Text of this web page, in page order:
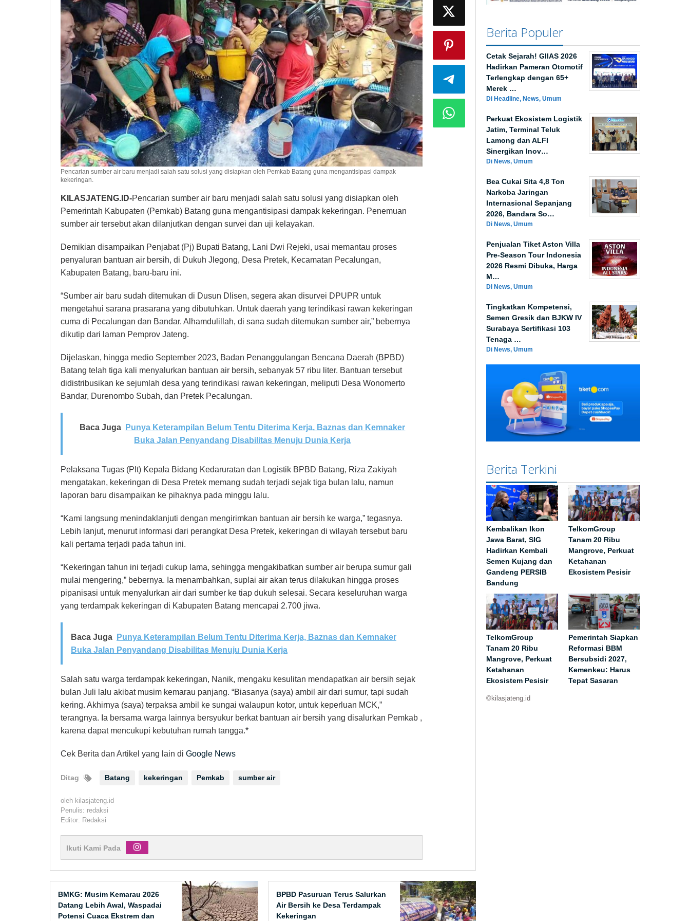
Pencarian sumber air baru menjadi salah satu solusi yang disiapkan oleh Pemkab Batang guna mengantisipasi dampak
kekeringan.
KILASJATENG.ID-Pencarian sumber air baru menjadi salah satu solusi yang disiapkan oleh
Pemerintah Kabupaten (Pemkab) Batang guna mengantisipasi dampak kekeringan. Penemuan
sumber air tersebut akan dilanjutkan dengan survei dan uji kelayakan.
Demikian disampaikan Penjabat (Pj) Bupati Batang, Lani Dwi Rejeki, usai memantau proses
penyaluran bantuan air bersih, di Dukuh Jlegong, Desa Pretek, Kecamatan Pecalungan,
Kabupaten Batang, baru-baru ini.
“Sumber air baru sudah ditemukan di Dusun Dlisen, segera akan disurvei DPUPR untuk
mengetahui sarana prasarana yang dibutuhkan. Untuk daerah yang terindikasi rawan kekeringan
cuma di Pecalungan dan Bandar. Alhamdulillah, di sana sudah ditemukan sumber air,” bebernya
dikutip dari laman Pemprov Jateng.
Dijelaskan, hingga medio September 2023, Badan Penanggulangan Bencana Daerah (BPBD)
Batang telah tiga kali menyalurkan bantuan air bersih, sebanyak 57 ribu liter. Bantuan tersebut
didistribusikan ke sejumlah desa yang terindikasi rawan kekeringan, meliputi Desa Wonomerto
Bandar, Durenombo Subah, dan Pretek Pecalungan.
Baca Juga
Punya Keterampilan Belum Tentu Diterima Kerja, Baznas dan Kemnaker
Buka Jalan Penyandang Disabilitas Menuju Dunia Kerja
Pelaksana Tugas (Plt) Kepala Bidang Kedaruratan dan Logistik BPBD Batang, Riza Zakiyah
mengatakan, kekeringan di Desa Pretek memang sudah terjadi sejak tiga bulan lalu, namun
laporan baru disampaikan ke pihaknya pada minggu lalu.
“Kami langsung menindaklanjuti dengan mengirimkan bantuan air bersih ke warga,” tegasnya.
Lebih lanjut, menurut informasi dari perangkat Desa Pretek, kekeringan di wilayah tersebut baru
kali pertama terjadi pada tahun ini.
“Kekeringan tahun ini terjadi cukup lama, sehingga mengakibatkan sumber air berupa sumur gali
mulai mengering,” bebernya. Ia menambahkan, suplai air akan terus dilakukan hingga proses
pipanisasi untuk menyalurkan air dari sumber ke tiap dukuh selesai. Secara keseluruhan warga
yang terdampak kekeringan di Kabupaten Batang mencapai 2.700 jiwa.
Baca Juga
Punya Keterampilan Belum Tentu Diterima Kerja, Baznas dan Kemnaker
Buka Jalan Penyandang Disabilitas Menuju Dunia Kerja
Salah satu warga terdampak kekeringan, Nanik, mengaku kesulitan mendapatkan air bersih sejak
bulan Juli lalu akibat musim kemarau panjang. “Biasanya (saya) ambil air dari sumur, tapi sudah
kering. Akhirnya (saya) terpaksa ambil ke sungai walaupun kotor, untuk keperluan MCK,”
terangnya. Ia bersama warga lainnya bersyukur berkat bantuan air bersih yang disalurkan Pemkab ,
karena dapat mencukupi kebutuhan rumah tangga.*
Cek Berita dan Artikel yang lain di Google News
Ditag Batang kekeringan Pemkab sumber air
oleh kilasjateng.id
Penulis: redaksi
Editor: Redaksi
Ikuti Kami Pada
BMKG: Musim Kemarau 2026
Datang Lebih Awal, Waspadai
Potensi Cuaca Ekstrem dan
BPBD Pasuruan Terus Salurkan
Air Bersih ke Desa Terdampak
Kekeringan
Berita Populer
Cetak Sejarah! GIIAS 2026
Hadirkan Pameran Otomotif
Terlengkap dengan 65+
Merek …
Di Headline, News, Umum
Perkuat Ekosistem Logistik
Jatim, Terminal Teluk
Lamong dan ALFI
Sinergikan Inov…
Di News, Umum
Bea Cukai Sita 4,8 Ton
Narkoba Jaringan
Internasional Sepanjang
2026, Bandara So…
Di News, Umum
Penjualan Tiket Aston Villa
Pre-Season Tour Indonesia
2026 Resmi Dibuka, Harga
M…
Di News, Umum
Tingkatkan Kompetensi,
Semen Gresik dan BJKW IV
Surabaya Sertifikasi 103
Tenaga …
Di News, Umum
Berita Terkini
Kembalikan Ikon
Jawa Barat, SIG
Hadirkan Kembali
Semen Kujang dan
Gandeng PERSIB
Bandung
TelkomGroup
Tanam 20 Ribu
Mangrove, Perkuat
Ketahanan
Ekosistem Pesisir
TelkomGroup
Tanam 20 Ribu
Mangrove, Perkuat
Ketahanan
Ekosistem Pesisir
Pemerintah Siapkan
Reformasi BBM
Bersubsidi 2027,
Kemenkeu: Harus
Tepat Sasaran
©kilasjateng.id